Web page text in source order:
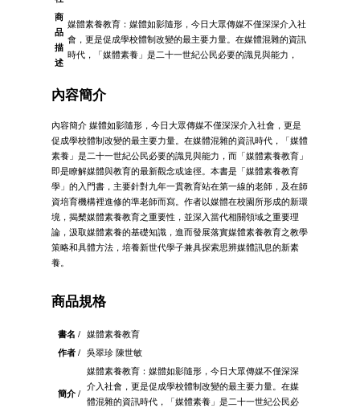
商
品
描
述
媒體素養教育：媒體如影隨形，今日大眾傳媒不僅深深介入社
會，更是促成學校體制改變的最主要力量。在媒體混雜的資訊
時代，「媒體素養」是二十一世紀公民必要的識見與能力，
內容簡介
內容簡介 媒體如影隨形，今日大眾傳媒不僅深深介入社會，更是
促成學校體制改變的最主要力量。在媒體混雜的資訊時代，「媒體
素養」是二十一世紀公民必要的識見與能力，而「媒體素養教育」
即是瞭解媒體與教育的最新觀念或途徑。本書是「媒體素養教育
學」的入門書，主要針對九年一貫教育站在第一線的老師，及在師
資培育機構裡進修的準老師而寫。作者以媒體在校園所形成的新環
境，揭櫫媒體素養教育之重要性，並深入當代相關領域之重要理
論，汲取媒體素養的基礎知識，進而發展落實媒體素養教育之教學
策略和具體方法，培養新世代學子兼具探索思辨媒體訊息的新素
養。
商品規格
書名 /
媒體素養教育
作者 /
吳翠珍 陳世敏
簡介 /
媒體素養教育：媒體如影隨形，今日大眾傳媒不僅深深
介入社會，更是促成學校體制改變的最主要力量。在媒
體混雜的資訊時代，「媒體素養」是二十一世紀公民必